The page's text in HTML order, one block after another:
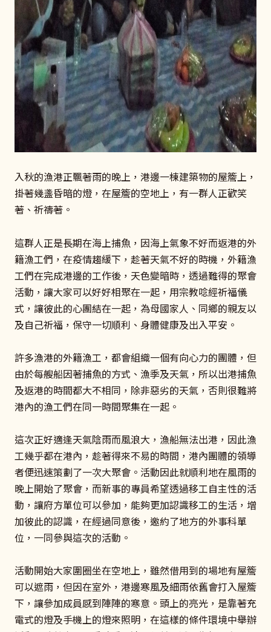
入秋的漁港正飄著雨的晚上，港邊一棟建築物的屋簷上，
掛著幾盞昏暗的燈，在屋簷的空地上，有一群人正歡笑
著、祈禱著。
這群人正是長期在海上捕魚，因海上氣象不好而返港的外
籍漁工們，在疫情趨緩下，趁著天氣不好的時機，外籍漁
工們在完成港邊的工作後，天色變暗時，透過難得的聚會
活動，讓大家可以好好相聚在一起，用宗教唸經祈福儀
式，讓彼此的心團結在一起，為母國家人、同鄉的親友以
及自己祈福，保守一切順利、身體健康及出入平安。
許多漁港的外籍漁工，都會組織一個有向心力的團體，但
由於每艘船因著捕魚的方式、漁季及天氣，所以出港捕魚
及返港的時間都大不相同，除非惡劣的天氣，否則很難將
港內的漁工們在同一時間聚集在一起。
這次正好適逢天氣陰雨而風浪大，漁船無法出港，因此漁
工幾乎都在港內，趁著得來不易的時間，港內團體的領導
者便迅速策劃了一次大聚會。活動因此就順利地在風雨的
晚上開始了聚會，而新事的專員希望透過移工自主性的活
動，讓府方單位可以參加，能夠更加認識移工的生活，增
加彼此的認識，在經過同意後，邀約了地方的外事科單
位，一同參與這次的活動。
活動開始大家圍圈坐在空地上，雖然借用到的場地有屋簷
可以遮雨，但因在室外，港邊寒風及細雨依舊會打入屋簷
下，讓參加成員感到陣陣的寒意。頭上的亮光，是靠著充
電式的燈及手機上的燈來照明，在這樣的條件環境中舉辦